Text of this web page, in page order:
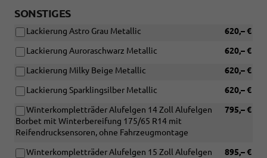
SONSTIGES
620,– €
Lackierung Astro Grau Metallic
620,– €
Lackierung Auroraschwarz Metallic
620,– €
Lackierung Milky Beige Metallic
620,– €
Lackierung Sparklingsilber Metallic
795,– €
Winterkompletträder Alufelgen 14 Zoll Alufelgen
Borbet mit Winterbereifung 175/65 R14 mit
Reifendrucksensoren, ohne Fahrzeugmontage
895,– €
Winterkompletträder Alufelgen 15 Zoll Alufelgen